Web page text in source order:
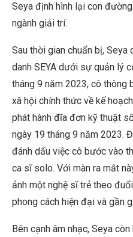
Seya định hình lại con
ngành giải trí.
Sau thời gian chuẩn bị, Seya
danh SEYA dưới sự quản lý
tháng 9 năm 2023, cô thông
xã hội chính thức về kế
phát hành đĩa đơn kỹ thuật
ngày 19 tháng 9 năm 2023.
đánh dấu việc cô bước vào
ca sĩ solo. Với màn ra mắt
ảnh một nghệ sĩ trẻ theo
phong cách hiện đại và gần
Bên cạnh âm nhạc, Seya